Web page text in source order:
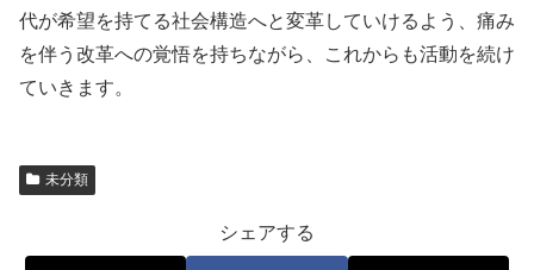
代が希望を持てる社会構造へと変革していけるよう、痛み
を伴う改革への覚悟を持ちながら、これからも活動を続け
ていきます。
未分類
シェアする